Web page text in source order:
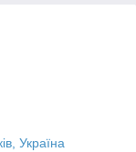
Україна